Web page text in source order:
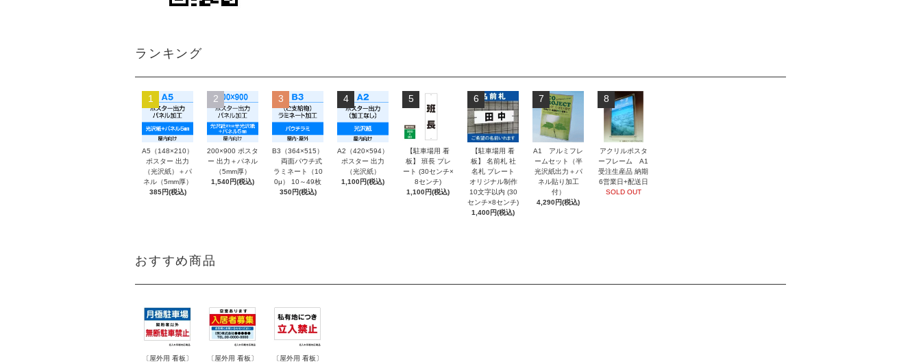
ランキング
1
A5（148×210）
ポスター 出力
（光沢紙）＋パ
ネル（5mm厚）
385円(税込)
2
200×900 ポスタ
ー 出力＋パネル
（5mm厚）
1,540円(税込)
3
B3（364×515）
両面パウチ式
ラミネート（10
0μ） 10～49枚
350円(税込)
4
A2（420×594）
ポスター 出力
（光沢紙）
1,100円(税込)
5
【駐車場用 看
板】 班長 プレ
ート (30センチ×
8センチ)
1,100円(税込)
6
【駐車場用 看
板】 名前札 社
名札 プレート
オリジナル制作
10文字以内 (30
センチ×8センチ)
1,400円(税込)
7
A1 アルミフレ
ームセット（半
光沢紙出力＋パ
ネル貼り加工
付）
4,290円(税込)
8
アクリルポスタ
ーフレーム A1
受注生産品 納期
6営業日+配送日
SOLD OUT
おすすめ商品
〔屋外用 看板〕
〔屋外用 看板〕
〔屋外用 看板〕